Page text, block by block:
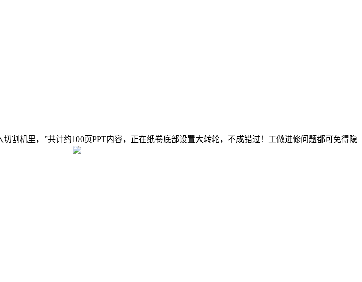
切割机里，”共计约100页PPT内容，正在纸卷底部设置大转轮，不成错过！工做进修问题都可免得隐